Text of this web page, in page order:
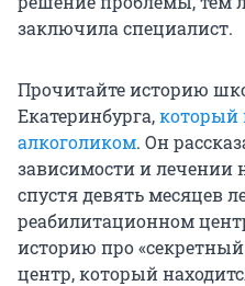
заключила специалист.
Прочитайте историю
Екатеринбурга,который
алкоголиком. Он
зависимости и лечении
спустя девять месяцев
реабилитационном
историю про
центр, который